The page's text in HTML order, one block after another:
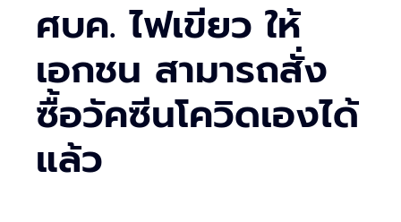
ศบค. ไฟเขียว ให้
เอกชน สามารถสั่ง
ซื้อวัคซีนโควิดเองได้
แล้ว